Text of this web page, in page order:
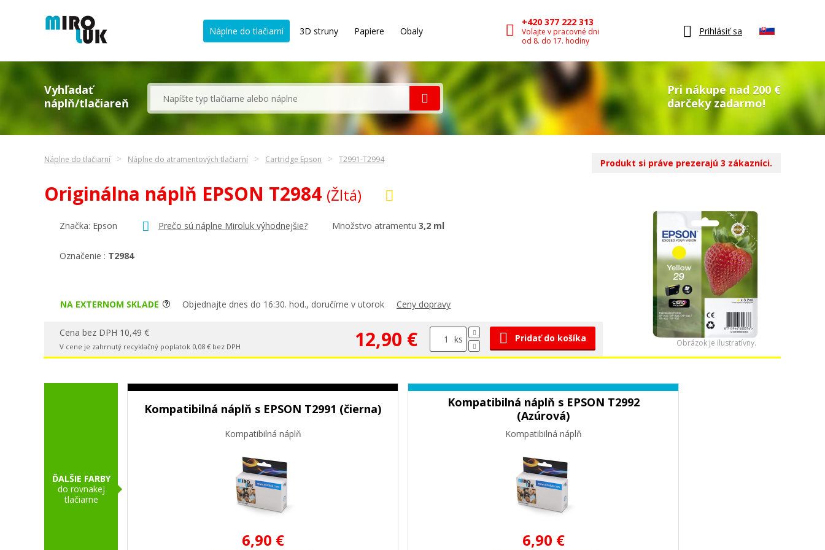
Náplne do tlačiarní 3D struny Papiere Obaly
+420 377 222 313
Volajte v pracovné dni
od 8. do 17. hodiny
Prihlásiť sa
Vyhľadať
náplň/tlačiareň
Pri nákupe nad 200 €
darčeky zadarmo!
Náplne do tlačiarní Náplne do atramentových tlačiarní Cartridge Epson T2991-T2994
Originálna náplň EPSON T2984 (Žltá)
Značka: Epson Prečo sú náplne Miroluk výhodnejšie? Množstvo atramentu 3,2 ml
Označenie : T2984
NA EXTERNOM SKLADE Objednajte dnes do 16:30. hod., doručíme v utorok Ceny dopravy
Cena bez DPH 10,49 €
V cene je zahrnutý recyklačný poplatok 0,08 € bez DPH 12,90 € ks Pridať do košíka Obrázok je ilustratívny.
Produkt si práve prezerajú 3 zákazníci.
ĎALŠIE FARBY
do rovnakej
tlačiarne
Kompatibilná náplň s EPSON T2991 (čierna)
Kompatibilná náplň
6,90 €
Kompatibilná náplň s EPSON T2992
(Azúrová)
Kompatibilná náplň
6,90 €